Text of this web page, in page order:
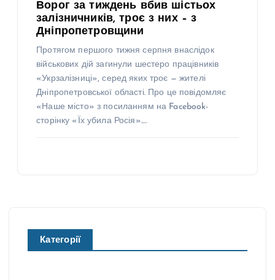
Ворог за тиждень вбив шістьох
залізничників, троє з них – з
Дніпропетровщини
Протягом першого тижня серпня внаслідок
військових дій загинули шестеро працівників
«Укрзалізниці», серед яких троє — жителі
Дніпропетровської області. Про це повідомляє
«Наше місто» з посиланням на Facebook-
сторінку «Їх убила Росія».…
Категорії